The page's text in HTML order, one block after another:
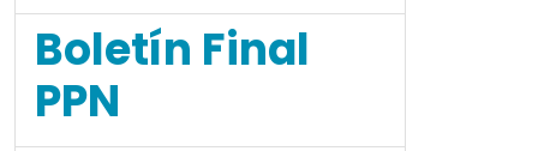
Boletín Final
PPN